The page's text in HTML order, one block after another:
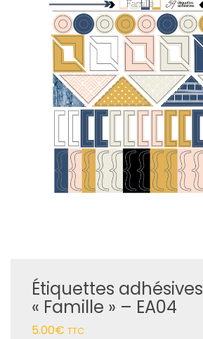
Étiquettes adhésives
« Famille » – EA04
5.00€ TTC